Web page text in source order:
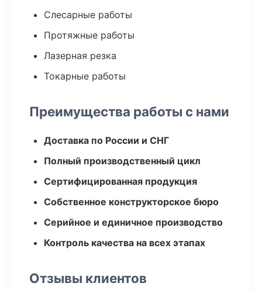
Слесарные работы
Протяжные работы
Лазерная резка
Токарные работы
Преимущества работы с нами
Доставка по России и СНГ
Полный производственный цикл
Сертифицированная продукция
Собственное конструкторское бюро
Серийное и единичное производство
Контроль качества на всех этапах
Отзывы клиентов